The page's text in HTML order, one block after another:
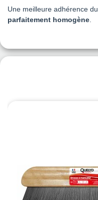
Une meilleure adhérence du
parfaitement homogène.